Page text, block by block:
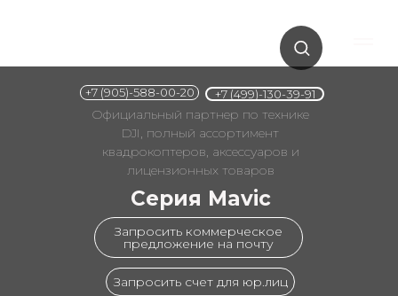
Серия Mavic
Официальный партнер по технике
DJI, полный ассортимент
квадрокоптеров, аксессуаров и
лицензионных товаров
Запросить коммерческое
предложение на почту
Запросить счет для юр.лиц
+7 (499)-130-39-91
+7 (905)-588-00-20